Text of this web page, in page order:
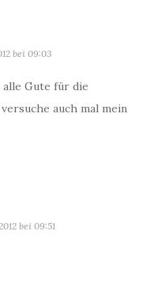
bei 09:03
Gute für die
auch mal mein
bei 09:51